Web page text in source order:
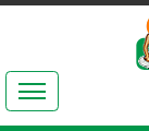
இலக்கியங்கள்
தமிழ் உலகம்